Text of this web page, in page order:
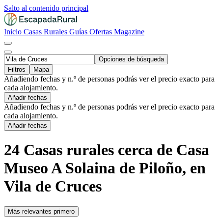
Salto al contenido principal
Inicio Casas Rurales Guías Ofertas Magazine
Opciones de búsqueda
Filtros
Mapa
Añadiendo fechas y n.º de personas podrás ver el precio exacto para
cada alojamiento.
Añadir fechas
Añadiendo fechas y n.º de personas podrás ver el precio exacto para
cada alojamiento.
Añadir fechas
24 Casas rurales cerca de Casa
Museo A Solaina de Piloño, en
Vila de Cruces
Más relevantes primero